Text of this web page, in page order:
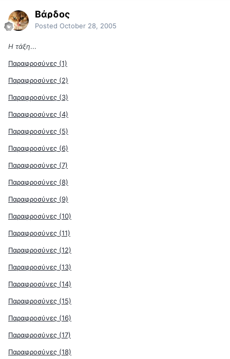
Βάρδος
Posted October 28, 2005
Η τάξη...
Παραφροσύνες (1)
Παραφροσύνες (2)
Παραφροσύνες (3)
Παραφροσύνες (4)
Παραφροσύνες (5)
Παραφροσύνες (6)
Παραφροσύνες (7)
Παραφροσύνες (8)
Παραφροσύνες (9)
Παραφροσύνες (10)
Παραφροσύνες (11)
Παραφροσύνες (12)
Παραφροσύνες (13)
Παραφροσύνες (14)
Παραφροσύνες (15)
Παραφροσύνες (16)
Παραφροσύνες (17)
Παραφροσύνες (18)